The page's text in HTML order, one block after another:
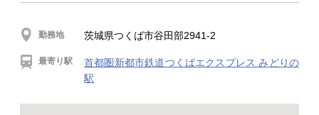
勤務地 茨城県つくば市谷田部2941-2
最寄り駅
首都圏新都市鉄道つくばエクスプレス みどりの
駅